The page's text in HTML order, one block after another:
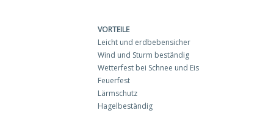
VORTEILE
Leicht und erdbebensicher
Wind und Sturm beständig
Wetterfest bei Schnee und Eis
Feuerfest
Lärmschutz
Hagelbeständig